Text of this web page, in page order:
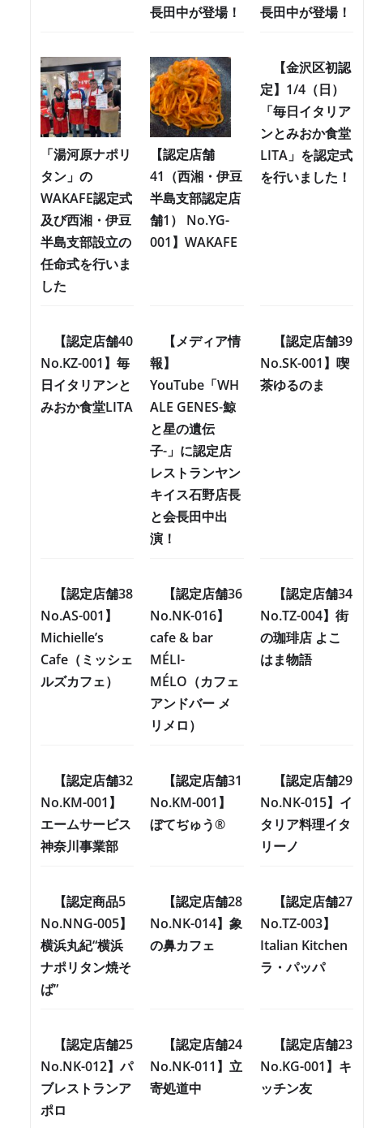
長田中が登場！
長田中が登場！
「湯河原ナポリ
タン」の
WAKAFE認定式
及び西湘・伊豆
半島支部設立の
任命式を行いま
した
【認定店舗
41（西湘・伊豆
半島支部認定店
舗1） No.YG-
001】WAKAFE
【金沢区初認
定】1/4（日）
「毎日イタリア
ンとみおか食堂
LITA」を認定式
を行いました！
【認定店舗40
No.KZ-001】毎
日イタリアンと
みおか食堂LITA
【メディア情
報】
YouTube「WH
ALE GENES-鯨
と星の遺伝
子-」に認定店
レストランヤン
キイス石野店長
と会長田中出
演！
【認定店舗39
No.SK-001】喫
茶ゆるのま
【認定店舗38
No.AS-001】
Michielle’s
Cafe（ミッシェ
ルズカフェ）
【認定店舗36
No.NK-016】
cafe & bar
MÉLI-
MÉLO（カフェ
アンドバー メ
リメロ）
【認定店舗34
No.TZ-004】街
の珈琲店 よこ
はま物語
【認定店舗32
No.KM-001】
エームサービス
神奈川事業部
【認定店舗31
No.KM-001】
ぼてぢゅう®
【認定店舗29
No.NK-015】イ
タリア料理イタ
リーノ
【認定商品5
No.NNG-005】
横浜丸紀“横浜
ナポリタン焼そ
ば”
【認定店舗28
No.NK-014】象
の鼻カフェ
【認定店舗27
No.TZ-003】
Italian Kitchen
ラ・パッパ
【認定店舗25
No.NK-012】パ
ブレストランア
ポロ
【認定店舗24
No.NK-011】立
寄処道中
【認定店舗23
No.KG-001】キ
ッチン友